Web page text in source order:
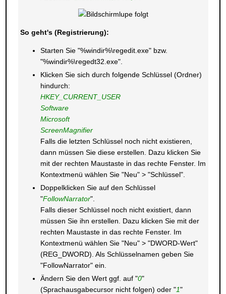
So geht's (Registrierung):
Starten Sie "%windir%\regedit.exe" bzw.
"%windir%\regedt32.exe".
Klicken Sie sich durch folgende Schlüssel (Ordner)
hindurch:
HKEY_CURRENT_USER
Software
Microsoft
ScreenMagnifier
Falls die letzten Schlüssel noch nicht existieren,
dann müssen Sie diese erstellen. Dazu klicken Sie
mit der rechten Maustaste in das rechte Fenster. Im
Kontextmenü wählen Sie "Neu" > "Schlüssel".
Doppelklicken Sie auf den Schlüssel
"FollowNarrator".
Falls dieser Schlüssel noch nicht existiert, dann
müssen Sie ihn erstellen. Dazu klicken Sie mit der
rechten Maustaste in das rechte Fenster. Im
Kontextmenü wählen Sie "Neu" > "DWORD-Wert"
(REG_DWORD). Als Schlüsselnamen geben Sie
"FollowNarrator" ein.
Ändern Sie den Wert ggf. auf "0"
(Sprachausgabecursor nicht folgen) oder "1"